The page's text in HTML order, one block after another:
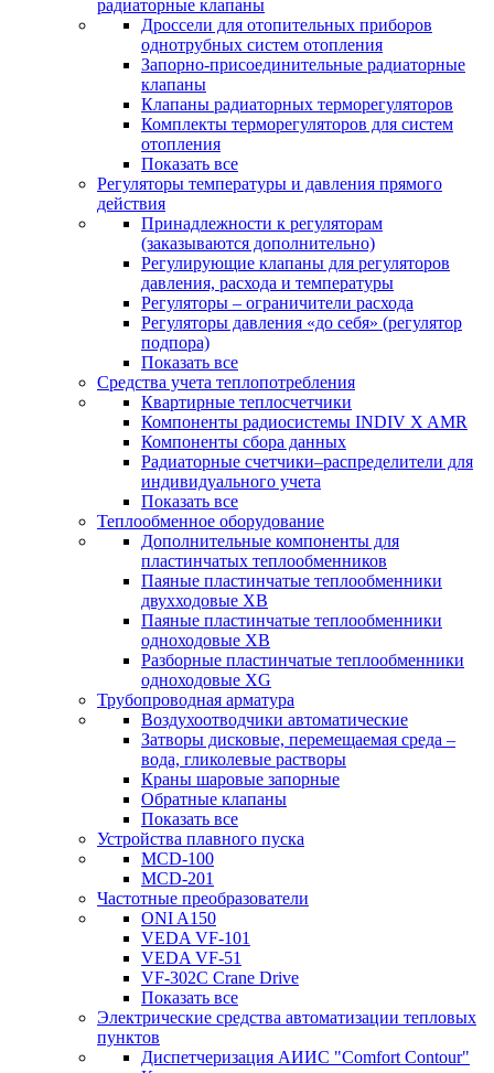
радиаторные клапаны
Дроссели для отопительных приборов
однотрубных систем отопления
Запорно-присоединительные радиаторные
клапаны
Клапаны радиаторных терморегуляторов
Комплекты терморегуляторов для систем
отопления
Показать все
Регуляторы температуры и давления прямого
действия
Принадлежности к регуляторам
(заказываются дополнительно)
Регулирующие клапаны для регуляторов
давления, расхода и температуры
Регуляторы – ограничители расхода
Регуляторы давления «до себя» (регулятор
подпора)
Показать все
Средства учета теплопотребления
Квартирные теплосчетчики
Компоненты радиосистемы INDIV X AMR
Компоненты сбора данных
Радиаторные счетчики–распределители для
индивидуального учета
Показать все
Теплообменное оборудование
Дополнительные компоненты для
пластинчатых теплообменников
Паяные пластинчатые теплообменники
двухходовые XB
Паяные пластинчатые теплообменники
одноходовые ХВ
Разборные пластинчатые теплообменники
одноходовые ХG
Трубопроводная арматура
Воздухоотводчики автоматические
Затворы дисковые, перемещаемая среда –
вода, гликолевые растворы
Краны шаровые запорные
Обратные клапаны
Показать все
Устройства плавного пуска
MCD-100
MCD-201
Частотные преобразователи
ONI A150
VEDA VF-101
VEDA VF-51
VF-302C Crane Drive
Показать все
Электрические средства автоматизации тепловых
пунктов
Диспетчеризация АИИС "Comfort Contour"